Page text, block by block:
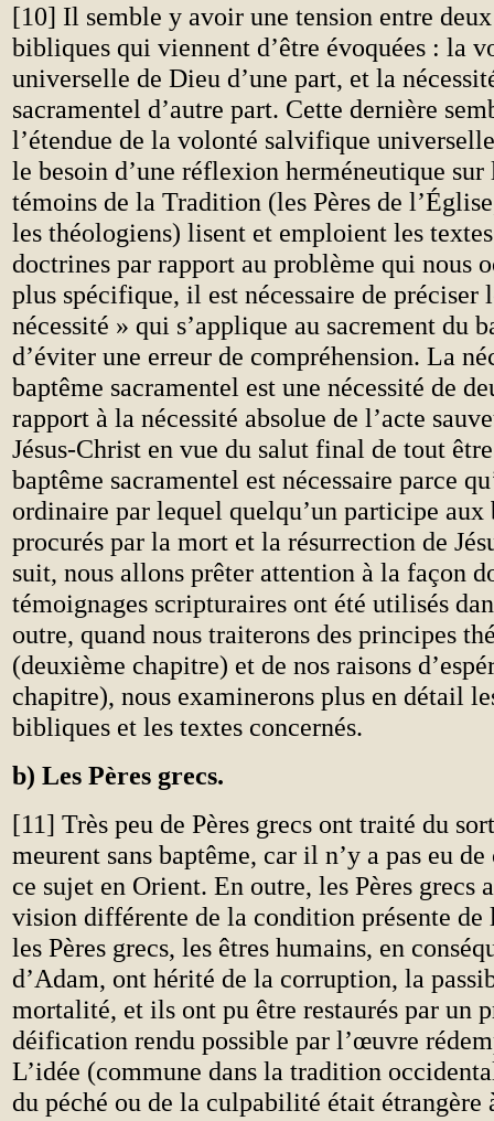
[10] Il semble y avoir une tension entre
bibliques qui viennent d’être évoquées : la
universelle de Dieu d’une part, et la
sacramentel d’autre part. Cette dernière
l’étendue de la volonté salvifique
le besoin d’une réflexion herméneutique
témoins de la Tradition (les Pères de
les théologiens) lisent et emploient les
doctrines par rapport au problème qui nous
plus spécifique, il est nécessaire de préciser
nécessité » qui s’applique au sacrement du
d’éviter une erreur de compréhension. La
baptême sacramentel est une nécessité de
rapport à la nécessité absolue de l’acte
Jésus-Christ en vue du salut final de tout
baptême sacramentel est nécessaire parce
ordinaire par lequel quelqu’un participe aux
procurés par la mort et la résurrection de
suit, nous allons prêter attention à la façon
témoignages scripturaires ont été utilisés
outre, quand nous traiterons des principes
(deuxième chapitre) et de nos raisons
chapitre), nous examinerons plus en détail
bibliques et les textes concernés.
b) Les Pères grecs.
[11] Très peu de Pères grecs ont traité du
meurent sans baptême, car il n’y a pas eu
ce sujet en Orient. En outre, les Pères grecs
vision différente de la condition présente de
les Pères grecs, les êtres humains, en
d’Adam, ont hérité de la corruption, la
mortalité, et ils ont pu être restaurés par un
déification rendu possible par l’œuvre
L’idée (commune dans la tradition
du péché ou de la culpabilité était étrangère